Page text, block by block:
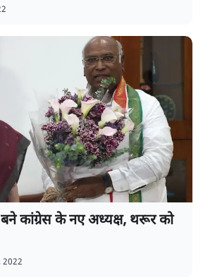
कांग्रेस के नए अध्यक्ष, थरूर को
2022